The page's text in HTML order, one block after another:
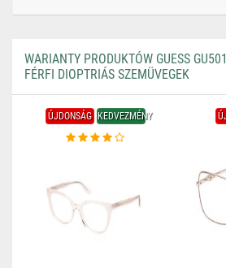
WARIANTY PRODUKTÓW GUESS
FÉRFI DIOPTRIÁS SZEMÜVEGEK
ÚJDONSÁG KEDVEZMÉNY